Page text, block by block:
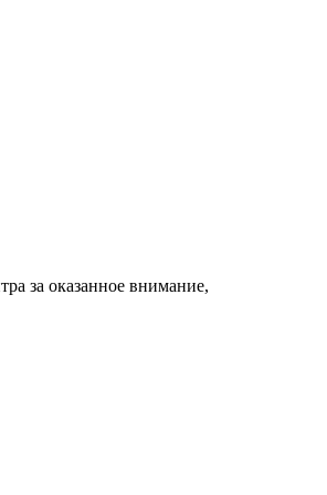
за оказанное внимание,